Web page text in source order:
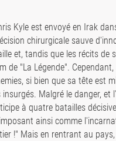
Kyle est envoyé en Irak
chirurgicale sauve
et, tandis que les récits de
de "La Légende".
si bien que sa tête est
Malgré le danger, et
à quatre batailles
ainsi comme
!" Mais en rentrant au